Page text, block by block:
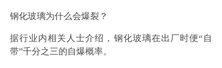
钢化玻璃为什么会爆裂？
据行业内相关人士介绍，钢化玻璃在出厂时便“自
带”千分之三的自爆概率。